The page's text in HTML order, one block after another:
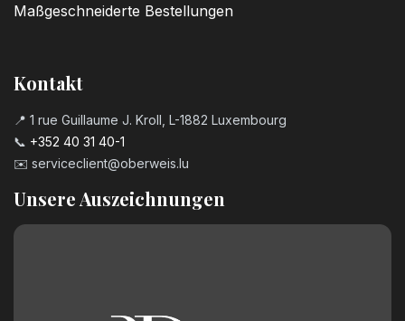
Maßgeschneiderte Bestellungen
Kontakt
📍 1 rue Guillaume J. Kroll, L-1882 Luxembourg
📞 +352 40 31 40-1
✉️ serviceclient@oberweis.lu
Unsere Auszeichnungen